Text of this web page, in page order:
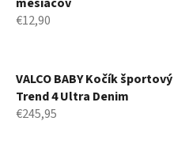
€12,90
VALCO BABY Kočík športový
Trend 4 Ultra Denim
€245,95